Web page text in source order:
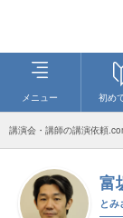
メニュー 初め
講演会・講師の講演依頼
富
とみ